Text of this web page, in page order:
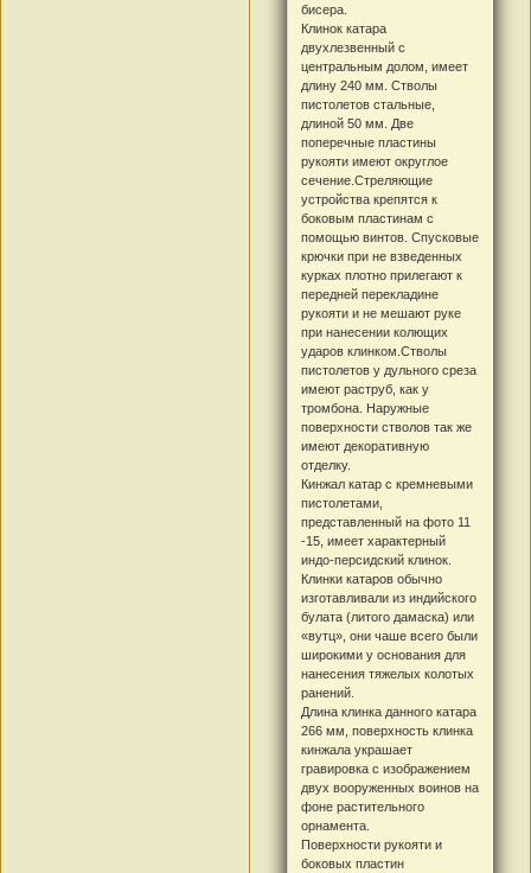
бисера.
Клинок катара
двухлезвенный с
центральным долом, имеет
длину 240 мм. Стволы
пистолетов стальные,
длиной 50 мм. Две
поперечные пластины
рукояти имеют округлое
сечение.Стреляющие
устройства крепятся к
боковым пластинам с
помощью винтов. Спусковые
крючки при не взведенных
курках плотно прилегают к
передней перекладине
рукояти и не мешают руке
при нанесении колющих
ударов клинком.Стволы
пистолетов у дульного среза
имеют раструб, как у
тромбона. Наружные
поверхности стволов так же
имеют декоративную
отделку.
Кинжал катар с кремневыми
пистолетами,
представленный на фото 11
-15, имеет характерный
индо-персидский клинок.
Клинки катаров обычно
изготавливали из индийского
булата (литого дамаска) или
«вутц», они чаше всего были
широкими у основания для
нанесения тяжелых колотых
ранений.
Длина клинка данного катара
266 мм, поверхность клинка
кинжала украшает
гравировка с изображением
двух вооруженных воинов на
фоне растительного
орнамента.
Поверхности рукояти и
боковых пластин